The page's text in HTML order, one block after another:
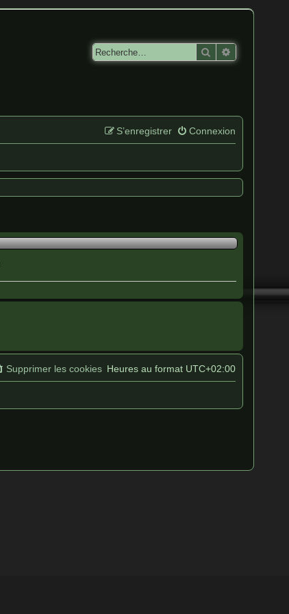
Rechercher
Connexion
S’enregistrer
Heures au format UTC+02:00
Supprimer les cookies